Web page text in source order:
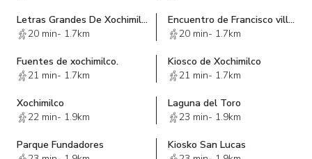
Letras Grandes De Xochimilco
20 min- 1.7km
Encuentro de Francisco villa y Emiliano Zapata
20 min- 1.7km
Fuentes de xochimilco.
21 min- 1.7km
Kiosco de Xochimilco
21 min- 1.7km
Xochimilco
22 min- 1.9km
Laguna del Toro
23 min- 1.9km
Parque Fundadores
Kiosko San Lucas